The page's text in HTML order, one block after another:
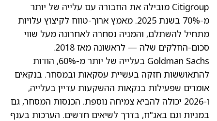
Citigroup מובילה את החבורה עם עלייה של יותר
מ-70% בשנת 2025
. מאמץ ארוך-טווח לקיצוץ עלויות
מתחיל להשתלם, והמניה נסחרה לאחרונה מעל שווי
סכום-החלקים שלה — לראשונה מאז 2018.
Goldman Sachs בעלייה של יותר מ-60%
, הודות
להתאוששות חזקה בעשיית עסקאות ובמסחר. בנקאים
אומרים שפעילות בנקאות ההשקעות עדיין בעלייה,
ו-2026 יכולה להביא צמיחה נוספת. הכנסות המסחר, גם
במניות וגם באג"ח, בדרך לשיאים חדשים. הערכות בענף